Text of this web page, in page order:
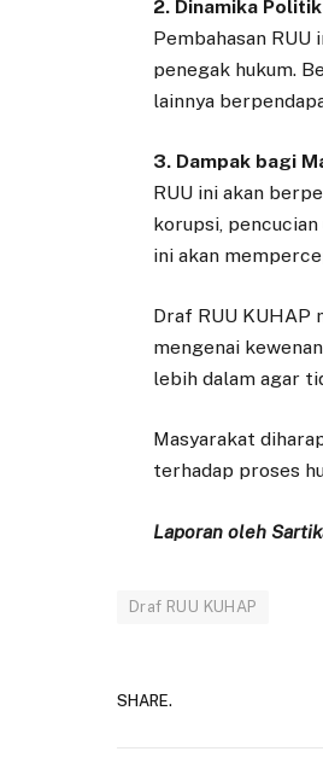
2. Dinamika
Pembahasan
penegak hukum.
lainnya
3. Dampak bagi
RUU ini akan
korupsi,
ini akan
Draf RUU KUHAP
mengenai
lebih dalam agar
Masyarakat
terhadap proses
Laporan oleh
Draf RUU KUHAP
SHARE.